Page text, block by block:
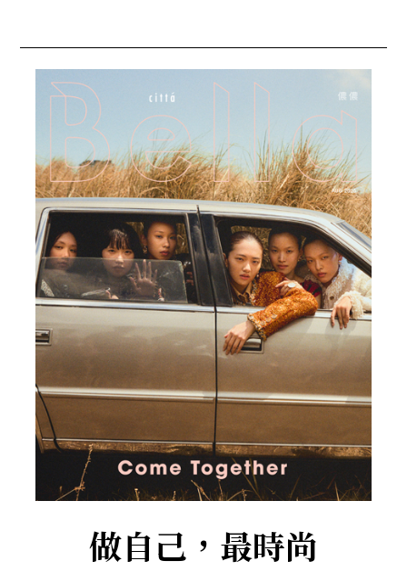
做自己，最時尚